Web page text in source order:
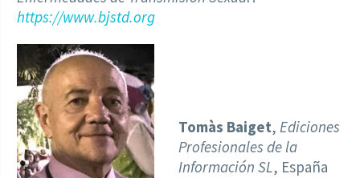
https://www.bjstd.org
Tomàs Baiget,Ediciones
Profesionales de la
Información SL, España